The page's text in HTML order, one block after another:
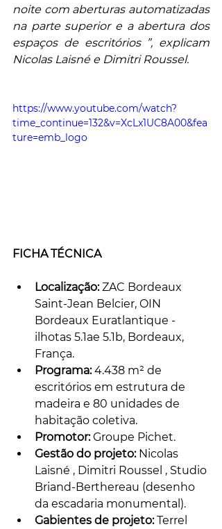
noite com aberturas automatizadas
na parte superior e a abertura dos
espaços de escritórios ”, explicam
Nicolas Laisné e Dimitri Roussel.
https://www.youtube.com/watch?
time_continue=132&v=XcLx1UC8A00&fea
ture=emb_logo
FICHA TÉCNICA
Localização: ZAC Bordeaux
Saint-Jean Belcier, OIN
Bordeaux Euratlantique -
ilhotas 5.1ae 5.1b, Bordeaux,
França.
Programa: 4.438 m² de
escritórios em estrutura de
madeira e 80 unidades de
habitação coletiva.
Promotor: Groupe Pichet.
Gestão do projeto: Nicolas
Laisné , Dimitri Roussel , Studio
Briand-Berthereau (desenho
da escadaria monumental).
Gabientes de projeto: Terrel